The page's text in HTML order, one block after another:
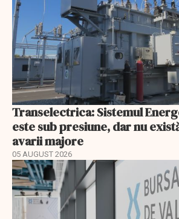
Transelectrica: Sistemul
este sub presiune, dar nu
avarii majore
05 AUGUST 2026